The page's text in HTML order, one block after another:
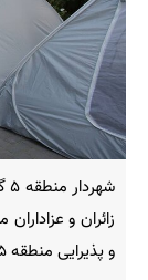
زائران و
و پذیرایی منطقه ۵ خدمات دریافت کرده‌اند.